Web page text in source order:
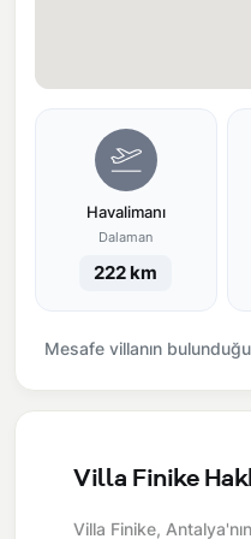
Havalimanı
Dalaman
222 km
Mesafe villanın
Villa Finike
Villa Finike,